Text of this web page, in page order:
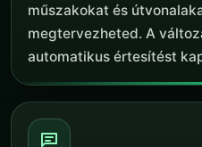
műszakokat és
megtervezheted. A
automatikus értesítést